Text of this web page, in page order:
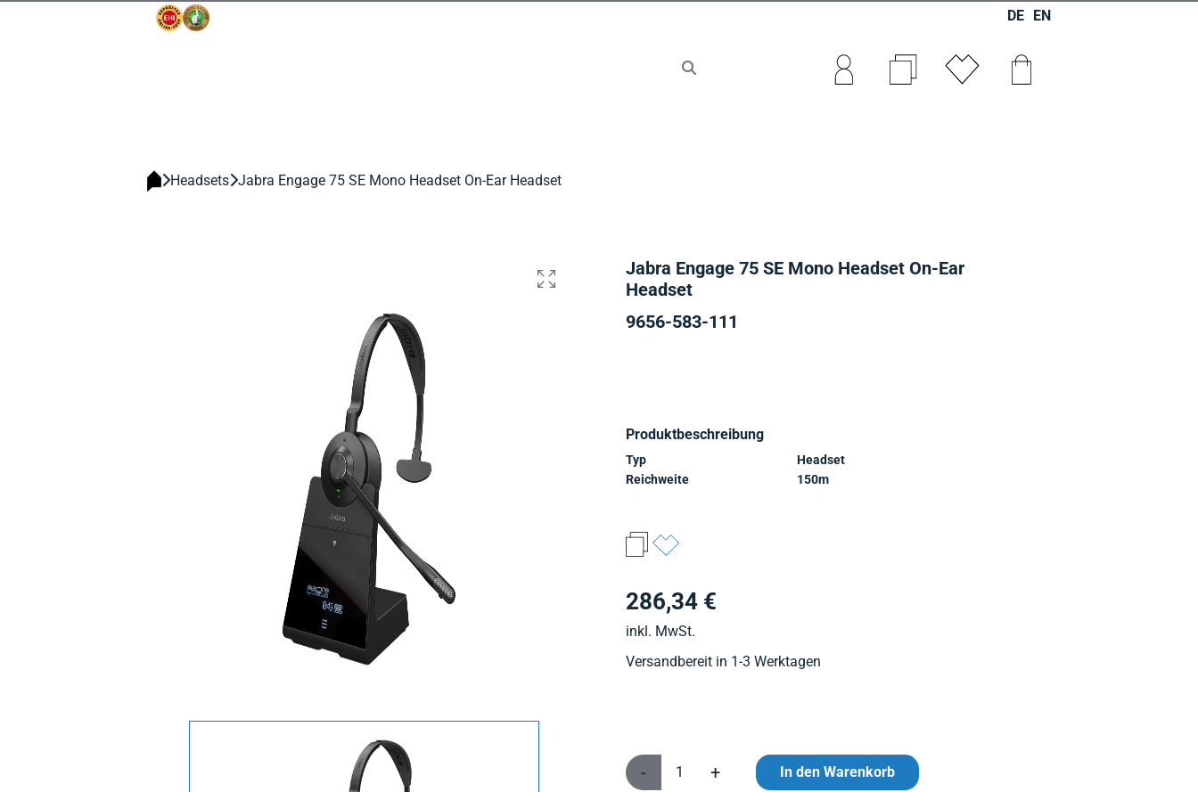
DE EN
Headsets Jabra Engage 75 SE Mono Headset On-Ear Headset
Jabra Engage 75 SE Mono Headset On-Ear
Headset
9656-583-111
Produktbeschreibung
Typ
Reichweite
Headset
150m
286,34 €
inkl. MwSt.
Versandbereit in 1-3 Werktagen
- + In den Warenkorb